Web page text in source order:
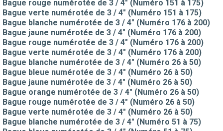
Bague rouge numérotée de 3 / 4" (Numéro 151 à 175)
Bague verte numérotée de 3 / 4" (Numéro 151 à 175)
Bague blanche numérotée de 3 / 4" (Numéro 176 à 200)
Bague jaune numérotée de 3 / 4" (Numéro 176 à 200)
Bague rouge numérotée de 3 / 4" (Numéro 176 à 200)
Bague verte numérotée de 3 / 4" (Numéro 176 à 200)
Bague blanche numérotée de 3 / 4" (Numéro 26 à 50)
Bague bleue numérotée de 3 / 4" (Numéro 26 à 50)
Bague jaune numérotée de 3 / 4" (Numéro 26 à 50)
Bague orange numérotée de 3 / 4" (Numéro 26 à 50)
Bague rouge numérotée de 3 / 4" (Numéro 26 à 50)
Bague verte numérotée de 3 / 4" (Numéro 26 à 50)
Bague blanche numérotée de 3 / 4" (Numéro 51 à 75)